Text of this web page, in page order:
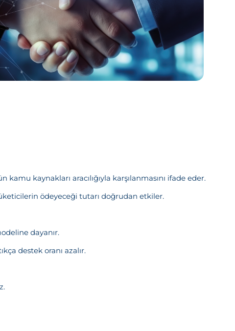
kaynakları aracılığıyla karşılanmasını ifade eder.
ödeyeceği tutarı doğrudan etkiler.
dayanır.
destek oranı azalır.